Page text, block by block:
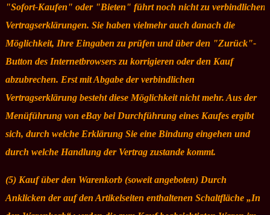
"Sofort-Kaufen" oder "Bieten" führt noch nicht zu verbindlichen
Vertragserklärungen. Sie haben vielmehr auch danach die
Möglichkeit, Ihre Eingaben zu prüfen und über den "Zurück"-
Button des Internetbrowsers zu korrigieren oder den Kauf
abzubrechen. Erst mit Abgabe der verbindlichen
Vertragserklärung besteht diese Möglichkeit nicht mehr. Aus der
Menüführung von eBay bei Durchführung eines Kaufes ergibt
sich, durch welche Erklärung Sie eine Bindung eingehen und
durch welche Handlung der Vertrag zustande kommt.
(5) Kauf über den Warenkorb (soweit angeboten) Durch
Anklicken der auf den Artikelseiten enthaltenen Schaltfläche „In